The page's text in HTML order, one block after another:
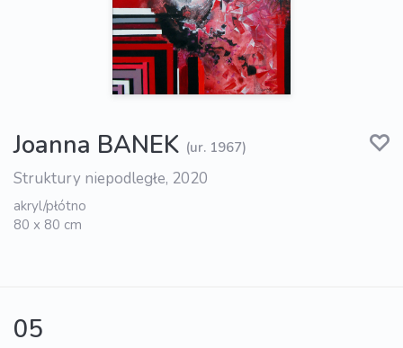
Joanna BANEK (ur. 1967)
Struktury niepodległe, 2020
akryl/płótno
80 x 80 cm
05